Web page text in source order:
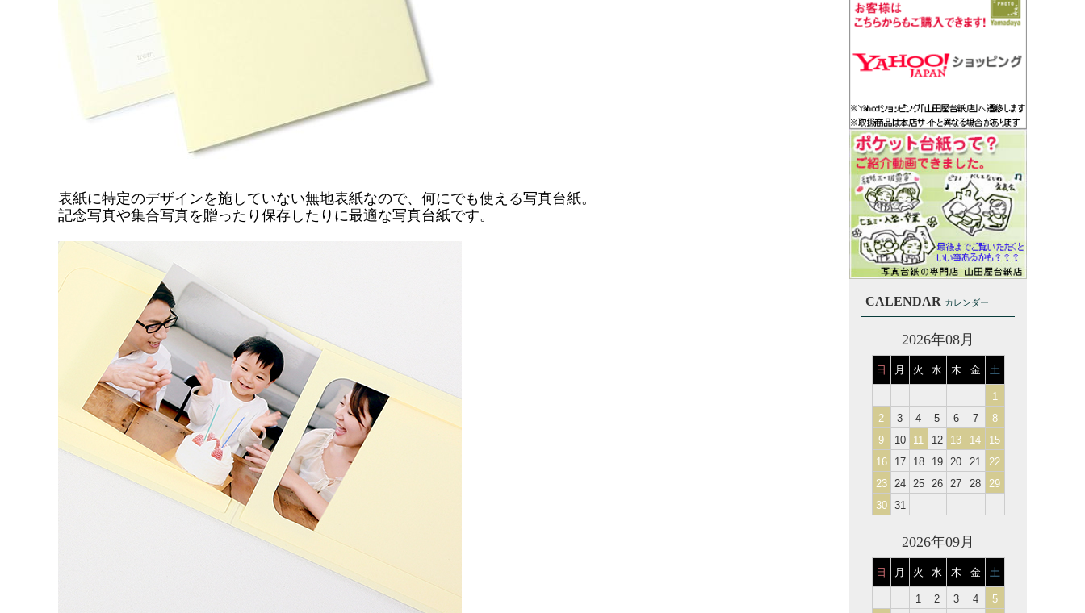
表紙に特定のデザインを施していない無地表紙なので、何にでも使える写真台紙。
記念写真や集合写真を贈ったり保存したりに最適な写真台紙です。
CALENDAR カレンダー
2026年08月
日 月 火 水 木 金 土
1
2
3 4 5 6 7
8
9
10 11 12 13 14
15
16
17 18 19 20 21
22
23
24 25 26 27 28
29
30
31
2026年09月
日 月 火 水 木 金 土
1 2 3 4
5